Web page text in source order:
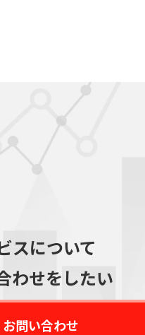
スについて
わせをしたい
お問い合わせ